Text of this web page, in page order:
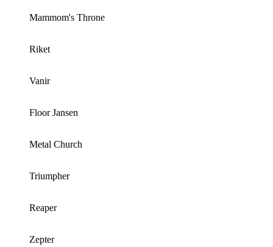
Mammom's Throne
Riket
Vanir
Floor Jansen
Metal Church
Triumpher
Reaper
Zepter